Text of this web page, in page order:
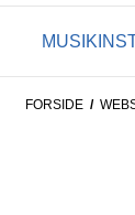
FORSIDE /